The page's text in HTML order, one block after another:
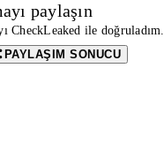
paylaşın
CheckLeaked ile doğruladım.
PAYLAŞIM SONUCU